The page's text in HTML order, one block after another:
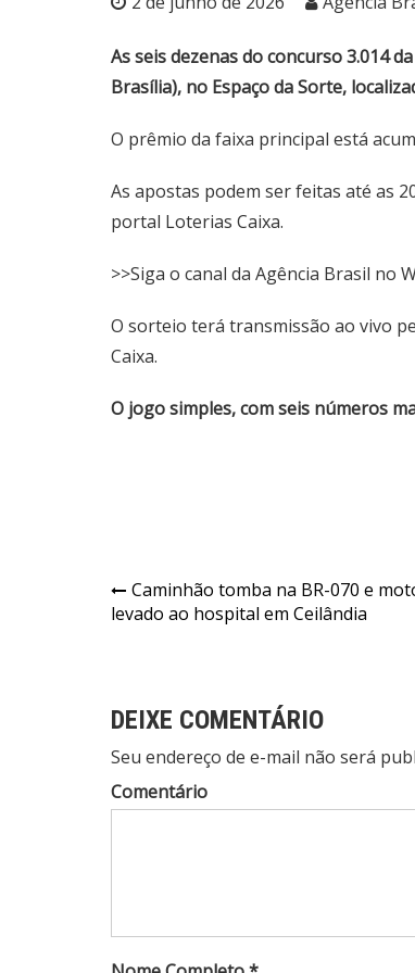
As seis dezenas do concurso 3.014
Brasília), no Espaço da Sorte,
O prêmio da faixa principal está
As apostas podem ser feitas até as
portal Loterias Caixa.
>>Siga o canal da Agência Brasil no
O sorteio terá transmissão ao vivo
Caixa.
O jogo simples, com seis números
Navegação
de
Caminhão tomba na BR-070 e
levado ao hospital em Ceilândia
DEIXE COMENTÁRIO
Seu endereço de e-mail não será
Comentário